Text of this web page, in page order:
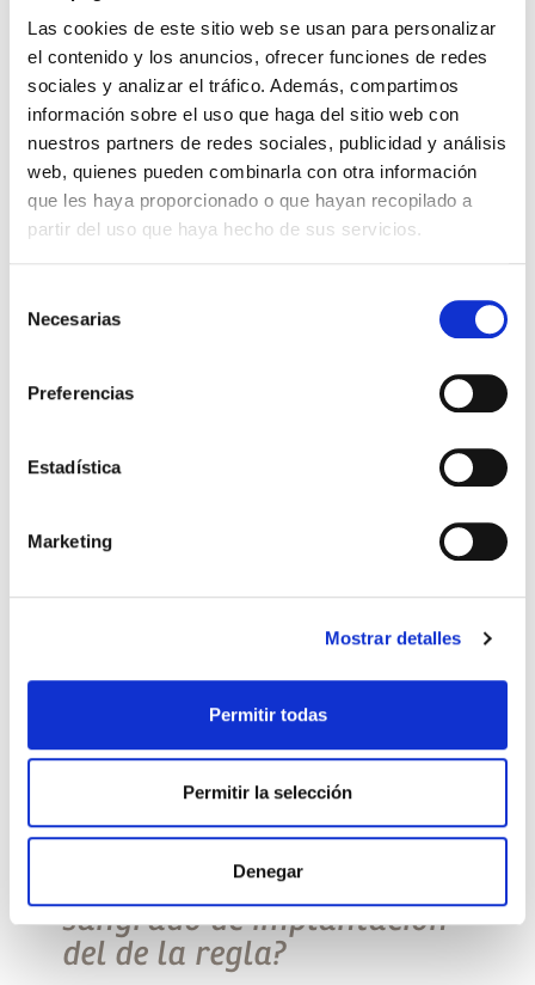
Las cookies de este sitio web se usan para personalizar
el contenido y los anuncios, ofrecer funciones de redes
sociales y analizar el tráfico. Además, compartimos
información sobre el uso que haga del sitio web con
nuestros partners de redes sociales, publicidad y análisis
web, quienes pueden combinarla con otra información
que les haya proporcionado o que hayan recopilado a
partir del uso que haya hecho de sus servicios.
Necesarias
Preferencias
Estadística
Marketing
Mostrar detalles
Permitir todas
Permitir la selección
Denegar
ACTUALIDAD, QUIERO SER MAMÁ
¿Qué es un blastocisto?
desarrollo normal tendrá entre 6 y 10 células. En
¿Cómo diferenciar el
sangrado de implantación
del de la regla?